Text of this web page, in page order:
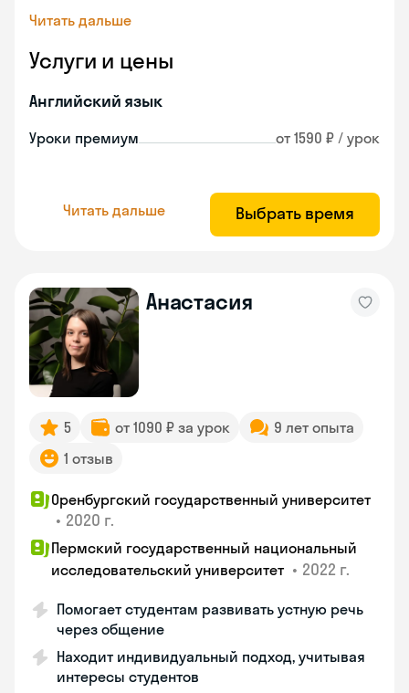
Читать дальше
Услуги и цены
Английский язык
Уроки премиум от 1590 ₽ / урок
Читать дальше Выбрать время
Анастасия
5 от 1090 ₽ за урок
9 лет опыта
1 отзыв
Оренбургский государственный университет
• 2020 г.
Пермский государственный национальный
исследовательский университет • 2022 г.
Помогает студентам развивать устную речь
через общение
Находит индивидуальный подход, учитывая
интересы студентов